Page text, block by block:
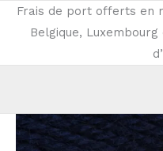
Frais de port offerts en
Belgique,